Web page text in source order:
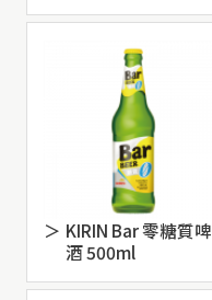
KIRIN Bar 零糖質啤
酒 500ml